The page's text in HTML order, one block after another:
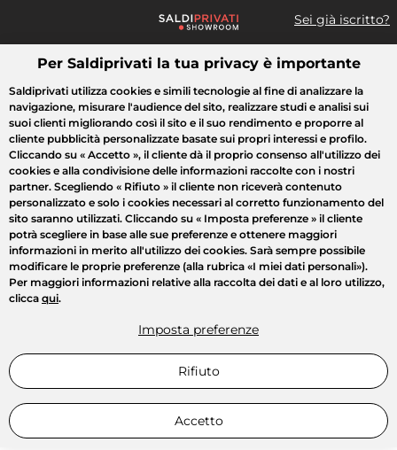
Sei già iscritto?
Cosa cerchi?
Tutte le vendite Moda Casa Bellezza Elettrodomestici
Per Saldiprivati la tua privacy è importante
Saldiprivati utilizza cookies e simili tecnologie al fine di analizzare la
navigazione, misurare l'audience del sito, realizzare studi e analisi sui
suoi clienti migliorando così il sito e il suo rendimento e proporre al
cliente pubblicità personalizzate basate sui propri interessi e profilo.
Cliccando su « Accetto », il cliente dà il proprio consenso all'utilizzo dei
cookies e alla condivisione delle informazioni raccolte con i nostri
partner. Scegliendo « Rifiuto » il cliente non riceverà contenuto
personalizzato e solo i cookies necessari al corretto funzionamento del
sito saranno utilizzati. Cliccando su « Imposta preferenze » il cliente
potrà scegliere in base alle sue preferenze e ottenere maggiori
informazioni in merito all'utilizzo dei cookies. Sarà sempre possibile
modificare le proprie preferenze (alla rubrica «I miei dati personali»).
Per maggiori informazioni relative alla raccolta dei dati e al loro utilizzo,
clicca qui.
Imposta preferenze
Rifiuto
Accetto